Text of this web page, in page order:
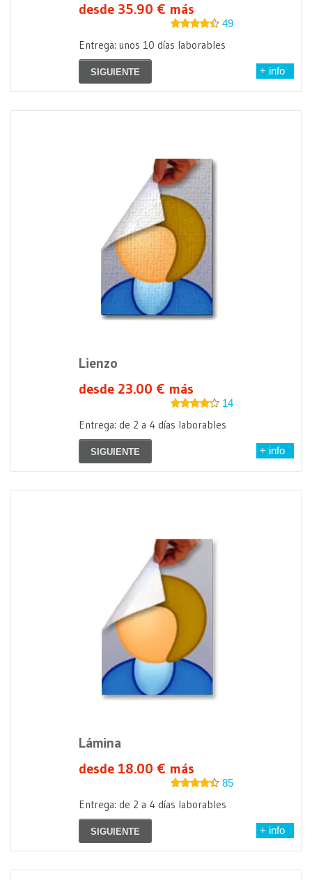
desde 35.90 € más
49
Entrega: unos 10 días laborables
SIGUIENTE + info
Lienzo
desde 23.00 € más
14
Entrega: de 2 a 4 días laborables
SIGUIENTE + info
Lámina
desde 18.00 € más
85
Entrega: de 2 a 4 días laborables
SIGUIENTE + info